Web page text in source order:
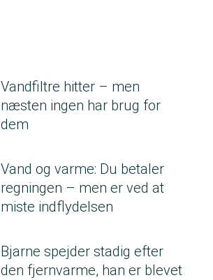
Vandfiltre hitter – men
næsten ingen har brug for
dem
Vand og varme: Du betaler
regningen – men er ved at
miste indflydelsen
Bjarne spejder stadig efter
den fjernvarme, han er blevet